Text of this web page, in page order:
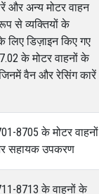
और अन्य मोटर वाहन
से व्यक्तियों के
लिए डिज़ाइन किए गए
के मोटर वाहनों के
वैन और रेसिंग कारें
8705 के मोटर वाहनों
सहायक उपकरण
8713 के वाहनों के